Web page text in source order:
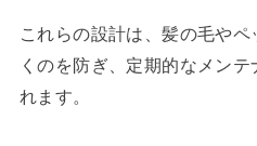
これらの設計は、髪の毛や
くのを防ぎ、定期的なメン
れます。